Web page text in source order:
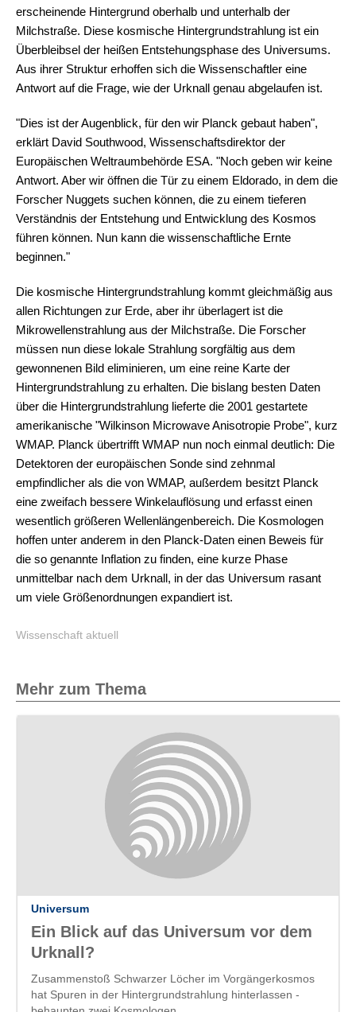
erscheinende Hintergrund oberhalb und unterhalb der
Milchstraße. Diese kosmische Hintergrundstrahlung ist ein
Überbleibsel der heißen Entstehungsphase des Universums.
Aus ihrer Struktur erhoffen sich die Wissenschaftler eine
Antwort auf die Frage, wie der Urknall genau abgelaufen ist.
"Dies ist der Augenblick, für den wir Planck gebaut haben",
erklärt David Southwood, Wissenschaftsdirektor der
Europäischen Weltraumbehörde ESA. "Noch geben wir keine
Antwort. Aber wir öffnen die Tür zu einem Eldorado, in dem die
Forscher Nuggets suchen können, die zu einem tieferen
Verständnis der Entstehung und Entwicklung des Kosmos
führen können. Nun kann die wissenschaftliche Ernte
beginnen."
Die kosmische Hintergrundstrahlung kommt gleichmäßig aus
allen Richtungen zur Erde, aber ihr überlagert ist die
Mikrowellenstrahlung aus der Milchstraße. Die Forscher
müssen nun diese lokale Strahlung sorgfältig aus dem
gewonnenen Bild eliminieren, um eine reine Karte der
Hintergrundstrahlung zu erhalten. Die bislang besten Daten
über die Hintergrundstrahlung lieferte die 2001 gestartete
amerikanische "Wilkinson Microwave Anisotropie Probe", kurz
WMAP. Planck übertrifft WMAP nun noch einmal deutlich: Die
Detektoren der europäischen Sonde sind zehnmal
empfindlicher als die von WMAP, außerdem besitzt Planck
eine zweifach bessere Winkelauflösung und erfasst einen
wesentlich größeren Wellenlängenbereich. Die Kosmologen
hoffen unter anderem in den Planck-Daten einen Beweis für
die so genannte Inflation zu finden, eine kurze Phase
unmittelbar nach dem Urknall, in der das Universum rasant
um viele Größenordnungen expandiert ist.
Wissenschaft aktuell
Mehr zum Thema
Universum
Ein Blick auf das Universum vor dem
Urknall?
Zusammenstoß Schwarzer Löcher im Vorgängerkosmos
hat Spuren in der Hintergrundstrahlung hinterlassen -